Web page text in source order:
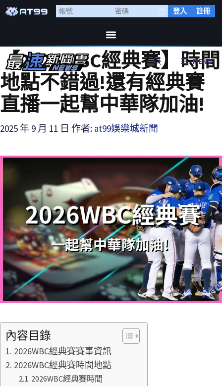
登入 註冊
MENU
【2026WBC經典賽】時間
地點不錯過!還有經典賽
直播一起幫中華隊加油!
2025 年 9 月 11 日 作者: at99娛樂城新聞
內容目錄
2026WBC經典賽賽事資訊
2026WBC經典賽時間地點
2026WBC經典賽時間